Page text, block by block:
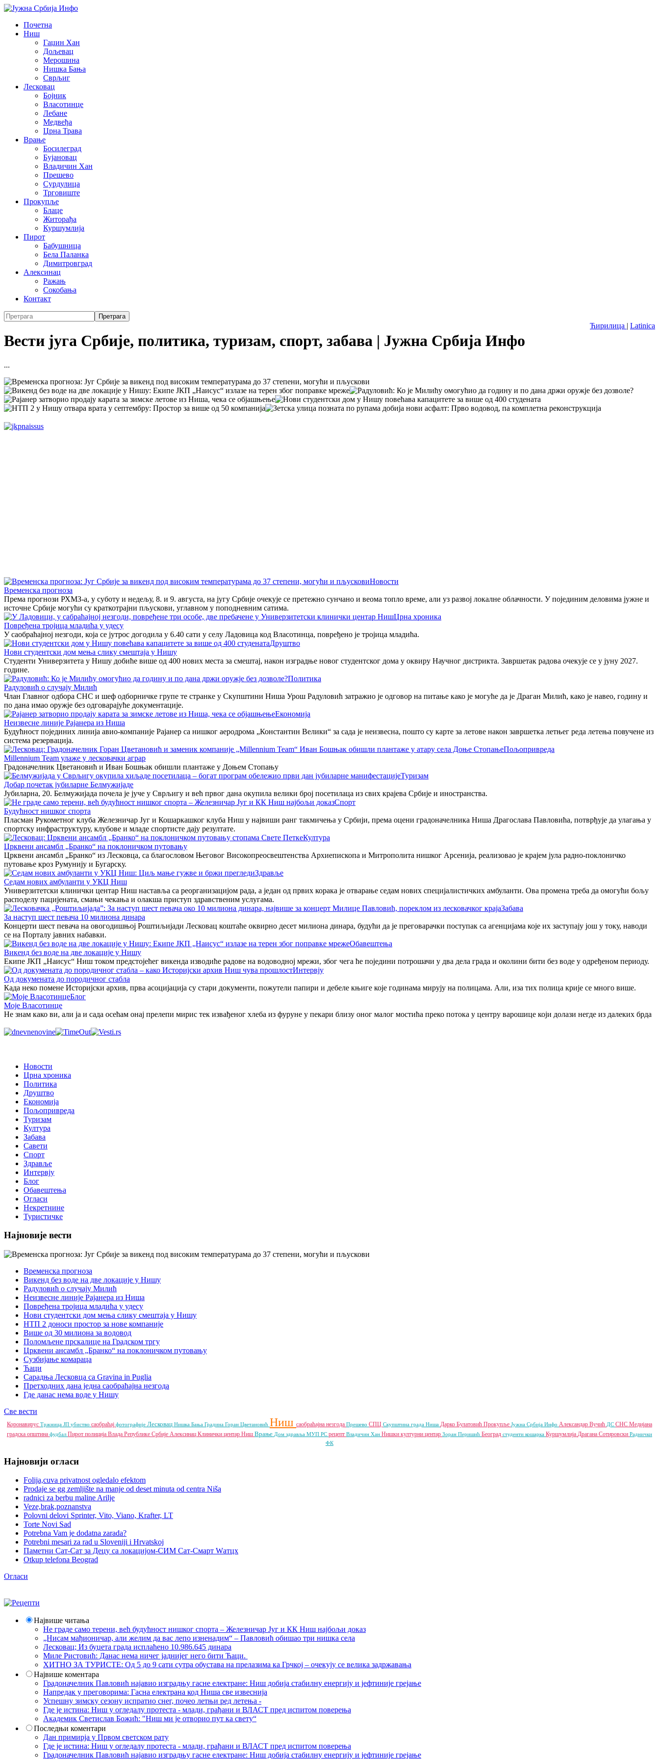
Почетна
Ниш
Гаџин Хан
Дољевац
Мерошина
Нишка Бања
Сврљиг
Лесковац
Бојник
Власотинце
Лебане
Медвеђа
Црна Трава
Врање
Босилеград
Бујановац
Владичин Хан
Прешево
Сурдулица
Трговиште
Прокупље
Блаце
Житорађа
Куршумлија
Пирот
Бабушница
Бела Паланка
Димитровград
Алексинац
Ражањ
Сокобања
Контакт
Ћирилица | Latinica
Вести југа Србије, политика, туризам, спорт, забава | Јужна Србија Инфо
...
Новости
Временска прогноза
Према прогнози РХМЗ-а, у суботу и недељу, 8. и 9. августа, на југу Србије очекује се претежно сунчано и веома топло време, али уз развој локалне облачности. У појединим деловима јужне и
источне Србије могући су краткотрајни пљускови, углавном у поподневним сатима.
Црна хроника
Повређена тројица младића у удесу
У саобраћајној незгоди, која се јутрос догодила у 6.40 сати у селу Ладовица код Власотинца, повређено је тројица младића.
Друштво
Нови студентски дом мења слику смештаја у Нишу
Студенти Универзитета у Нишу добиће више од 400 нових места за смештај, након изградње новог студентског дома у оквиру Научног дистрикта. Завршетак радова очекује се у јуну 2027.
године.
Политика
Радуловић о случају Милић
Члан Главног одбора СНС и шеф одборничке групе те странке у Скупштини Ниша Урош Радуловић затражио је одговор на питање како је могуће да је Драган Милић, како је навео, годину и
по дана имао оружје без одговарајуће документације.
Економија
Неизвесне линије Рајанера из Ниша
Будућност појединих линија авио-компаније Рајанер са нишког аеродрома „Константин Велики“ за сада је неизвесна, пошто су карте за летове након завршетка летњег реда летења повучене из
система резервација.
Пољопривреда
Millennium Team улаже у лесковачки аграр
Градоначелник Цветановић и Иван Бошњак обишли плантаже у Доњем Стопању
Туризам
Добар почетак јубиларне Белмужијаде
Јубиларна, 20. Белмужијада почела је јуче у Сврљигу и већ првог дана окупила велики број посетилаца из свих крајева Србије и иностранства.
Спорт
Будућност нишког спорта
Пласман Рукометног клуба Железничар Југ и Кошаркашког клуба Ниш у највиши ранг такмичења у Србији, према оцени градоначелника Ниша Драгослава Павловића, потврђује да улагања у
спортску инфраструктуру, клубове и младе спортисте дају резултате.
Култура
Црквени ансамбл „Бранко“ на поклоничком путовању
Црквени ансамбл „Бранко“ из Лесковца, са благословом Његовог Високопреосвештенства Архиепископа и Митрополита нишког Арсенија, реализовао је крајем јула радно-поклоничко
путовање кроз Румунију и Бугарску.
Здравље
Седам нових амбуланти у УКЦ Ниш
Универзитетски клинички центар Ниш наставља са реорганизацијом рада, а један од првих корака је отварање седам нових специјалистичких амбуланти. Ова промена треба да омогући бољу
расподелу пацијената, смањи чекања и олакша приступ здравственим услугама.
Забава
За наступ шест певача 10 милиона динара
Концерти шест певача на овогодишњој Роштиљијади Лесковац коштаће оквирно десет милиона динара, будући да је преговарачки поступак са агенцијама које их заступају још у току, наводи
се на Порталу јавних набавки.
Обавештења
Викенд без воде на две локације у Нишу
Екипе ЈКП „Наисус“ Ниш током предстојећег викенда изводиће радове на водоводној мрежи, због чега ће поједини потрошачи у два дела града и околини бити без воде у одређеном периоду.
Интервју
Од докумената до породичног стабла
Када неко помене Историјски архив, прва асоцијација су стари документи, пожутели папири и дебеле књиге које годинама мирују на полицама. Али, иза тих полица крије се много више.
Блог
Моје Власотинце
Не знам како ви, али ја и сада осећам онај прелепи мирис тек извађеног хлеба из фуруне у пекари близу оног малог мостића преко потока у центру варошице који долази негде из далеких брда
Новости
Црна хроника
Политика
Друштво
Економија
Пољопривреда
Туризам
Култура
Забава
Савети
Спорт
Здравље
Интервју
Блог
Обавештења
Огласи
Некретнине
Туристичке
Најновије вести
Временска прогноза
Викенд без воде на две локације у Нишу
Радуловић о случају Милић
Неизвесне линије Рајанера из Ниша
Повређена тројица младића у удесу
Нови студентски дом мења слику смештаја у Нишу
НТП 2 доноси простор за нове компаније
Више од 30 милиона за водовод
Поломљене прскалице на Градском тргу
Црквени ансамбл „Бранко“ на поклоничком путовању
Сузбијање комараца
Ћаци
Сарадња Лесковца са Gravina in Puglia
Претходних дана једна саобраћајна незгода
Где данас нема воде у Нишу
Све вести
Коронавирус Тржница ЈП убиство саобраћај фотографије Лесковац Нишка Бања Градина Горан Цветановић Ниш саобраћајна незгода Прешево СПЦ Скупштина града Ниша Дарко Булатовић Прокупље Јужна Србија Инфо Александар Вучић ДС СНС Медијана
градска општина фудбал Пирот полиција Влада Републике Србије Алексинац Клинички центар Ниш Врање Дом здравља МУП РС рецепт Владичин Хан Нишки културни центар Зоран Перишић Београд студенти кошарка Куршумлија Драгана Сотировски Раднички
ФК
Најновији огласи
Folija,cuva privatnost ogledalo efektom
Prodaje se gg zemljište na manje od deset minuta od centra Niša
radnici za berbu maline Arilje
Veze,brak,poznanstva
Polovni delovi Sprinter, Vito, Viano, Krafter, LT
Torte Novi Sad
Potrebna Vam je dodatna zarada?
Potrebni mesari za rad u Sloveniji i Hrvatskoj
Паметни Сат-Сат за Децу са локацијом-СИМ Сат-Смарт Wатцх
Otkup telefona Beograd
Огласи
Највише читања
Не граде само терени, већ будућност нишког спорта – Железничар Југ и КК Ниш најбољи доказ
„Нисам мађионичар, али желим да вас лепо изненадим“ – Павловић обишао три нишка села
Лесковац; Из буџета града исплаћено 10.986.645 динара
Миле Ристовић: Данас нема ничег јаднијег него бити Ћаци.
ХИТНО ЗА ТУРИСТЕ: Од 5 до 9 сати сутра обустава на прелазима ка Грчкој – очекују се велика задржавања
Највише коментара
Градоначелник Павловић најавио изградњу гасне електране: Ниш добија стабилну енергију и јефтиније грејање
Напредак у преговорима: Гасна електрана код Ниша све извеснија
Успешну зимску сезону испратио снег, почео летњи ред летења -
Где је истина: Ниш у огледалу протеста - млади, грађани и ВЛАСТ пред испитом поверења
Академик Светислав Божић: "Ниш ми је отворио пут ка свету“
Последњи коментари
Дан примирја у Првом светском рату
Где је истина: Ниш у огледалу протеста - млади, грађани и ВЛАСТ пред испитом поверења
Градоначелник Павловић најавио изградњу гасне електране: Ниш добија стабилну енергију и јефтиније грејање